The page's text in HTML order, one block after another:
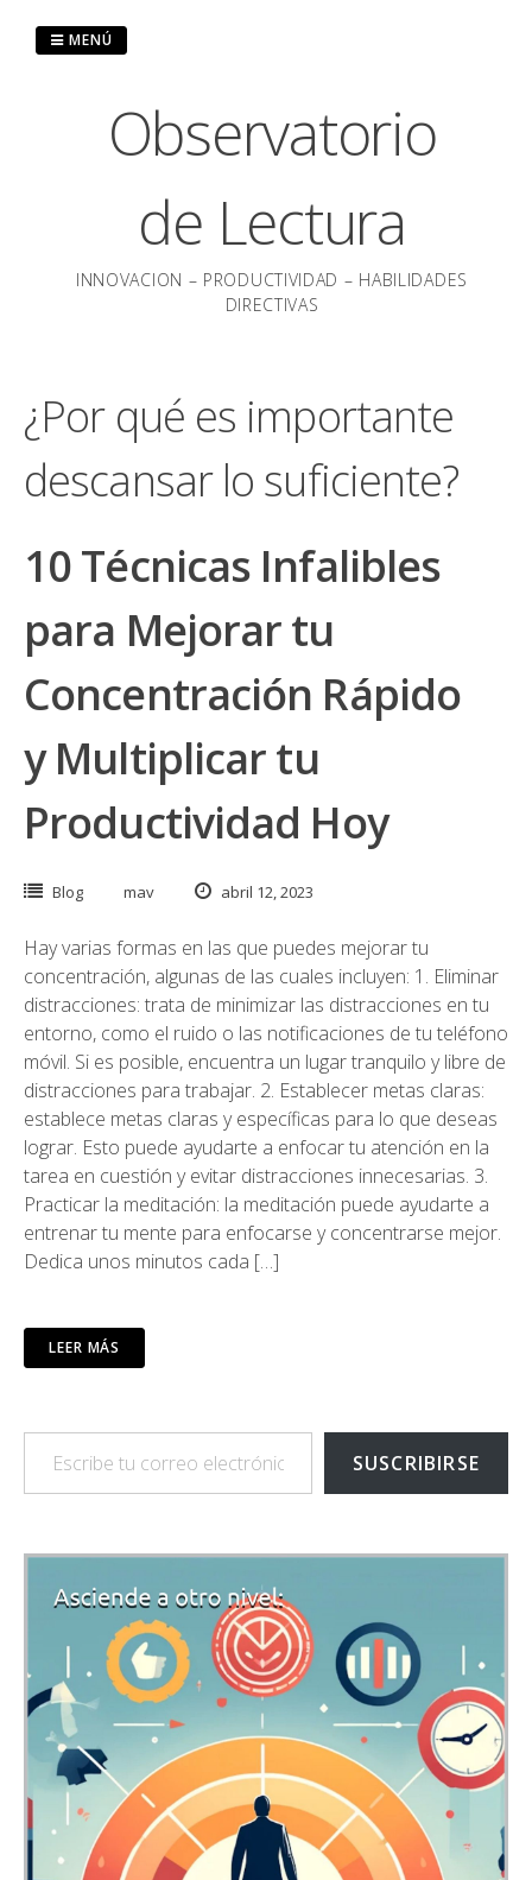
Observatorio
de Lectura
INNOVACION – PRODUCTIVIDAD – HABILIDADES
DIRECTIVAS
MENÚ
¿Por qué es importante
descansar lo suficiente?
10 Técnicas Infalibles
para Mejorar tu
Concentración Rápido
y Multiplicar tu
Productividad Hoy
Blog mav abril 12, 2023
Hay varias formas en las que puedes mejorar tu
concentración, algunas de las cuales incluyen: 1. Eliminar
distracciones: trata de minimizar las distracciones en tu
entorno, como el ruido o las notificaciones de tu teléfono
móvil. Si es posible, encuentra un lugar tranquilo y libre de
distracciones para trabajar. 2. Establecer metas claras:
establece metas claras y específicas para lo que deseas
lograr. Esto puede ayudarte a enfocar tu atención en la
tarea en cuestión y evitar distracciones innecesarias. 3.
Practicar la meditación: la meditación puede ayudarte a
entrenar tu mente para enfocarse y concentrarse mejor.
Dedica unos minutos cada […]
LEER MÁS
Escribe tu correo electrónico…
SUSCRIBIRSE